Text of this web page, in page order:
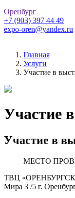
Оренбург
+7 (903) 397 44 49
expo-oren@yandex.ru
Главная
Услуги
Участие в
Участие
Участие в
МЕСТО
ТВЦ
Мира 3 /5 г.